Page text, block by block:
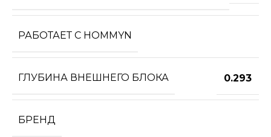
РАБОТАЕТ С HOMMYN
ГЛУБИНА ВНЕШНЕГО БЛОКА 0.293
БРЕНД